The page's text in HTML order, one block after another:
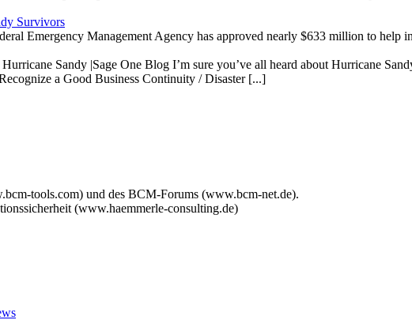
Survivors
Emergency Management Agency has approved nearly $633 million to help
Sandy |Sage One Blog I’m sure you’ve all heard about Hurricane
a Good Business Continuity / Disaster [...]
tools.com) und des BCM-Forums (www.bcm-net.de).
(www.haemmerle-consulting.de)